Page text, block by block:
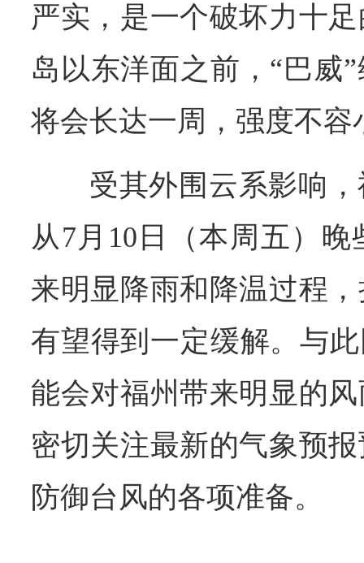
严实，是一个破坏力十
岛以东洋面之前，“巴威
将会长达一周，强度不容
受其外围云系影响
从7月10日（本周五）
来明显降雨和降温过程
有望得到一定缓解。与
能会对福州带来明显的
密切关注最新的气象预
防御台风的各项准备。